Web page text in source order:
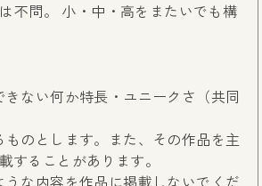
不問。 小・中・高をまたいでも構
ない何か特長・ユニークさ（共同
ものとします。また、その作品を主
することがあります。
うな内容を作品に掲載しないでくだ